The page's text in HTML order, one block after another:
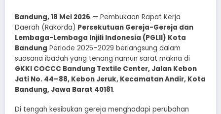
Bandung, 18 Mei 2026 — Pembukaan Rapat Kerja
Daerah (Rakorda) Persekutuan Gereja-Gereja dan
Lembaga-Lembaga Injili Indonesia (PGLII) Kota
Bandung Periode 2025–2029 berlangsung dalam
suasana ibadah yang tenang namun sarat makna di
GKKI COCCC Bandung Textile Center, Jalan Kebon
Jati No. 44–88, Kebon Jeruk, Kecamatan Andir, Kota
Bandung, Jawa Barat 40181.
Di tengah kesibukan gereja menghadapi perubahan